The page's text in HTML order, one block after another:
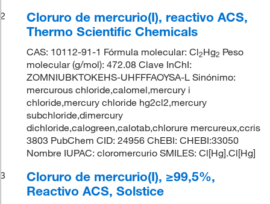
2
Cloruro de mercurio(I), reactivo ACS,
Thermo Scientific Chemicals
CAS: 10112-91-1 Fórmula molecular: Cl2Hg2 Peso
molecular (g/mol): 472.08 Clave InChI:
ZOMNIUBKTOKEHS-UHFFFAOYSA-L Sinónimo:
mercurous chloride,calomel,mercury i
chloride,mercury chloride hg2cl2,mercury
subchloride,dimercury
dichloride,calogreen,calotab,chlorure mercureux,ccris
3803 PubChem CID: 24956 ChEBI: CHEBI:33050
Nombre IUPAC: cloromercurio SMILES: Cl[Hg].Cl[Hg]
3
Cloruro de mercurio(I), ≥99,5%,
Reactivo ACS, Solstice